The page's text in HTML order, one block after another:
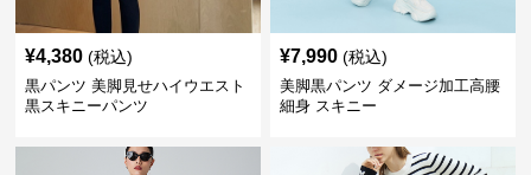
¥4,380 (税込)
黒パンツ 美脚見せハイウエスト
黒スキニーパンツ
¥7,990 (税込)
美脚黒パンツ ダメージ加工高腰
細身 スキニー